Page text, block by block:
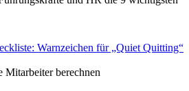
Warnzeichen für „Quiet Quitting“
Mitarbeiter berechnen